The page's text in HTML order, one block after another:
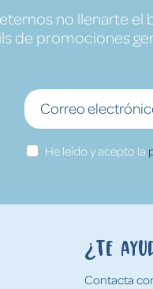
no llenarte el
de promociones
He leído y acepto la
¿Te
Contacta